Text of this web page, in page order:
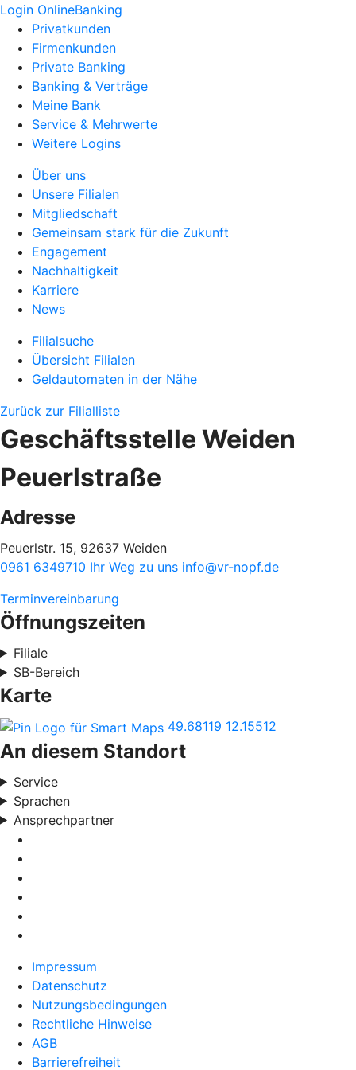
Login OnlineBanking
Privatkunden
Firmenkunden
Private Banking
Banking & Verträge
Meine Bank
Service & Mehrwerte
Weitere Logins
Über uns
Unsere Filialen
Mitgliedschaft
Gemeinsam stark für die Zukunft
Engagement
Nachhaltigkeit
Karriere
News
Filialsuche
Übersicht Filialen
Geldautomaten in der Nähe
Zurück zur Filialliste
Geschäftsstelle Weiden
Peuerlstraße
Adresse
Peuerlstr. 15, 92637 Weiden
0961 6349710 Ihr Weg zu uns info@vr-nopf.de
Terminvereinbarung
Öffnungszeiten
Filiale
SB-Bereich
Karte
49.68119 12.15512
An diesem Standort
Service
Sprachen
Ansprechpartner
Impressum
Datenschutz
Nutzungsbedingungen
Rechtliche Hinweise
AGB
Barrierefreiheit